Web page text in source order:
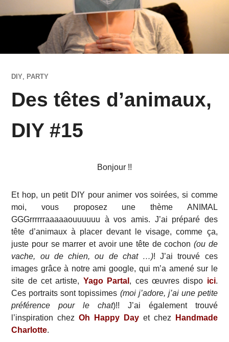
DIY PARTY
Des têtes d’animaux,
DIY #15
Bonjour !!
Et hop, un petit DIY pour animer vos soirées, si comme
moi, vous proposez une thème ANIMAL
GGGrrrrrraaaaaouuuuuu à vos amis. J’ai préparé des
tête d’animaux à placer devant le visage, comme ça,
juste pour se marrer et avoir une tête de cochon (ou de
vache, ou de chien, ou de chat …)! J’ai trouvé ces
images grâce à notre ami google, qui m’a amené sur le
site de cet artiste, Yago Partal , ces œuvres dispo ici.
Ces portraits sont topissimes (moi j’adore, j’ai une petite
préférence pour le chat)!! J’ai également trouvé
l’inspiration chezOh Happy Dayet chez
Handmade
Charlotte.